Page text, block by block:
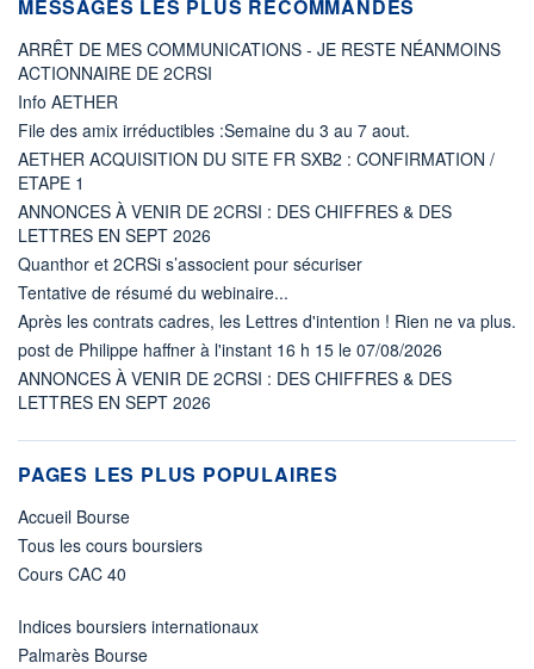
MESSAGES LES PLUS RECOMMANDÉS
ARRÊT DE MES COMMUNICATIONS - JE RESTE NÉANMOINS
ACTIONNAIRE DE 2CRSI
Info AETHER
File des amix irréductibles :Semaine du 3 au 7 aout.
AETHER ACQUISITION DU SITE FR SXB2 : CONFIRMATION /
ETAPE 1
ANNONCES À VENIR DE 2CRSI : DES CHIFFRES & DES
LETTRES EN SEPT 2026
Quanthor et 2CRSi s’associent pour sécuriser
Tentative de résumé du webinaire...
Après les contrats cadres, les Lettres d'intention ! Rien ne va plus.
post de Philippe haffner à l'instant 16 h 15 le 07/08/2026
ANNONCES À VENIR DE 2CRSI : DES CHIFFRES & DES
LETTRES EN SEPT 2026
PAGES LES PLUS POPULAIRES
Accueil Bourse
Tous les cours boursiers
Cours CAC 40
Indices boursiers internationaux
Palmarès Bourse